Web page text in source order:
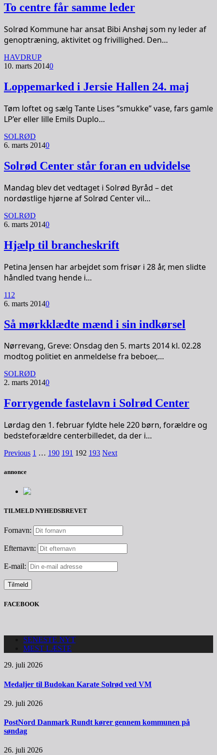
To centre får samme leder
Solrød Kommune har ansat Bibi Anshøj som ny leder af
genoptræning, aktivitet og frivillighed. Den…
HAVDRUP
10. marts 20140
Loppemarked i Jersie Hallen 24. maj
Tøm loftet og sælg Tante Lises ”smukke” vase, fars gamle
LP’er eller lille Emils Duplo…
SOLRØD
6. marts 20140
Solrød Center står foran en udvidelse
Mandag blev det vedtaget i Solrød Byråd – det
nordøstlige hjørne af Solrød Center vil…
SOLRØD
6. marts 20140
Hjælp til brancheskrift
Petina Jensen har arbejdet som frisør i 28 år, men slidte
håndled tvang hende i…
112
6. marts 20140
Så mørkklædte mænd i sin indkørsel
Nørrevang, Greve: Onsdag den 5. marts 2014 kl. 02.28
modtog politiet en anmeldelse fra beboer,…
SOLRØD
2. marts 20140
Forrygende fastelavn i Solrød Center
Lørdag den 1. februar fyldte hele 220 børn, forældre og
bedsteforældre centerbilledet, da der i…
Previous 1 … 190 191 192 193 Next
annonce
TILMELD NYHEDSBREVET
Fornavn:
Efternavn:
E-mail:
FACEBOOK
SENESTE NYT
MEST LÆSTE
29. juli 2026
Medaljer til Budokan Karate Solrød ved VM
29. juli 2026
PostNord Danmark Rundt kører gennem kommunen på
søndag
26. juli 2026